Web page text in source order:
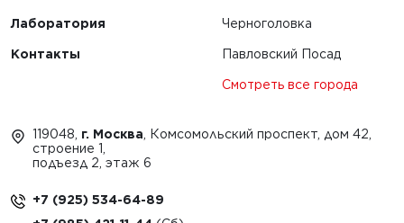
Лаборатория
Контакты
Черноголовка
Павловский Посад
Смотреть все города
119048, г. Москва , Комсомольский проспект, дом 42,
строение 1,
подъезд 2, этаж 6
+7 (925) 534-64-89